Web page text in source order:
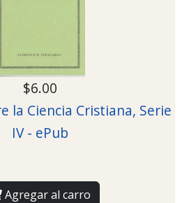
$6.00
la Ciencia Cristiana, Serie
IV - ePub
Agregar al carro